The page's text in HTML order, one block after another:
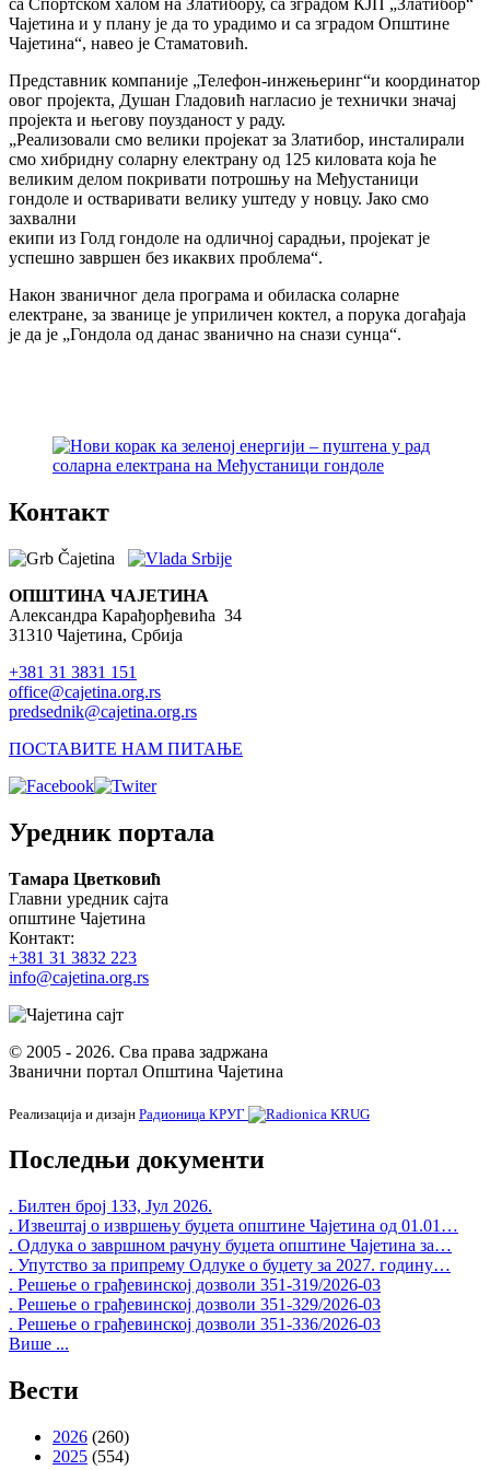
са Спортском халом на Златибору, са зградом КЈП „Златибор“
Чајетина и у плану је да то урадимо и са зградом Општине
Чајетина“, навео је Стаматовић.
Представник компаније „Телефон-инжењеринг“и координатор
овог пројекта, Душан Гладовић нагласио је технички значај
пројекта и његову поузданост у раду.
„Реализовали смо велики пројекат за Златибор, инсталирали
смо хибридну соларну електрану од 125 киловата која ће
великим делом покривати потрошњу на Међустаници
гондоле и остваривати велику уштеду у новцу. Јако смо
захвални
екипи из Голд гондоле на одличној сарадњи, пројекат је
успешно завршен без икаквих проблема“.
Након званичног дела програма и обиласка соларне
електране, за званице је уприличен коктел, а порука догађаја
је да је „Гондола од данас званично на снази сунца“.
Контакт
ОПШТИНА ЧАЈЕТИНА
Александра Карађорђевића 34
31310 Чајетина, Србија
+381 31 3831 151
office@cajetina.org.rs
predsednik@cajetina.org.rs
ПОСТАВИТЕ НАМ ПИТАЊЕ
Уредник портала
Тамара Цветковић
Главни уредник сајта
општине Чајетина
Контакт:
+381 31 3832 223
info@cajetina.org.rs
© 2005 - 2026. Сва права задржана
Званични портал Општина Чајетина
Реализација и дизајн Радионица КРУГ
Последњи документи
. Билтен број 133, Јул 2026.
. Извештај о извршењу буџета општине Чајетина од 01.01…
. Одлука о завршном рачуну буџета општине Чајетина за…
. Упутство за припрему Одлуке о буџету за 2027. годину…
. Решење о грађевинској дозволи 351-319/2026-03
. Решење о грађевинској дозволи 351-329/2026-03
. Решење о грађевинској дозволи 351-336/2026-03
Више ...
Вести
2026 (260)
2025 (554)